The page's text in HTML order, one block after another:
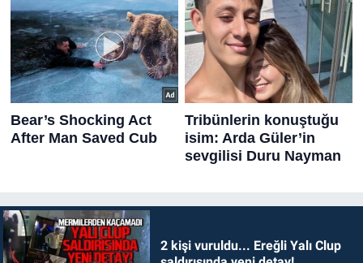
2 kişi vuruldu... Ereğli Yalı Clup